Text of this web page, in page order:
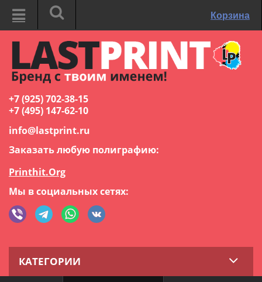
Корзина
+7 (925) 702-38-15
+7 (495) 147-62-10
info@lastprint.ru
Заказать любую полиграфию:
Printhit.Org
Мы в социальных сетях:
КАТЕГОРИИ